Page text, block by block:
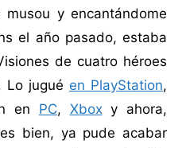
y encantándome
el año pasado, estaba
de cuatro héroes
Lo jugué en PlayStation,
en PC, Xboxy ahora,
bien, ya pude acabar